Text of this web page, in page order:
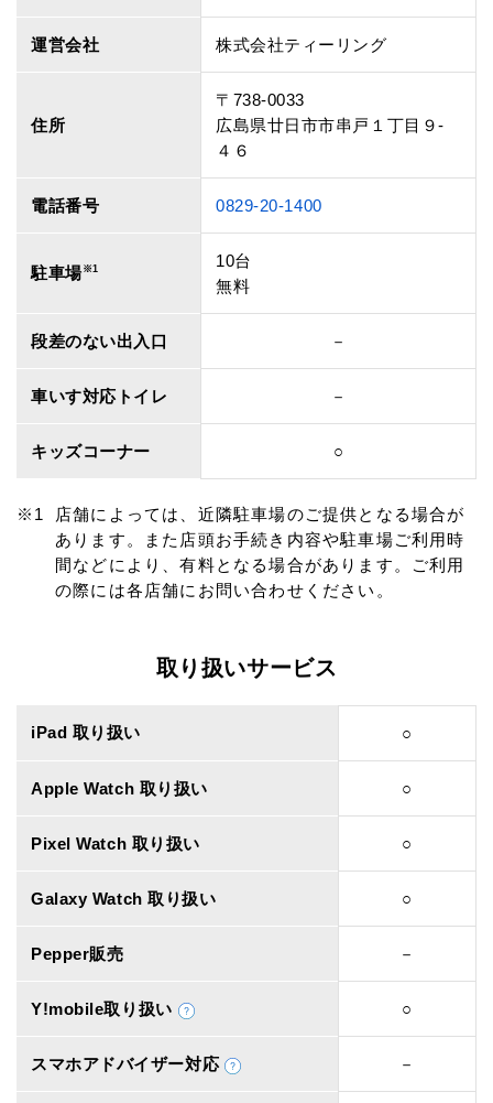
運営会社 株式会社ティーリング
住所
〒738-0033
広島県廿日市市串戸１丁目９‐
４６
電話番号 0829-20-1400
駐車場※1
10台
無料
段差のない出入口 －
車いす対応トイレ －
キッズコーナー ○
店舗によっては、近隣駐車場のご提供となる場合が
あります。また店頭お手続き内容や駐車場ご利用時
間などにより、有料となる場合があります。ご利用
の際には各店舗にお問い合わせください。
取り扱いサービス
iPad 取り扱い ○
Apple Watch 取り扱い ○
Pixel Watch 取り扱い ○
Galaxy Watch 取り扱い ○
Pepper販売 －
Y!mobile取り扱い ○
スマホアドバイザー対応 －